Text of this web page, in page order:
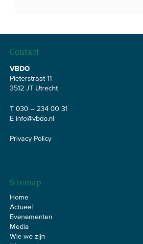
Contact
VBDO
Pieterstraat 11
3512 JT Utrecht
T 030 – 234 00 31
E info@vbdo.nl
Privacy Policy
Sitemap
Home
Actueel
Evenementen
Media
Wie we zijn